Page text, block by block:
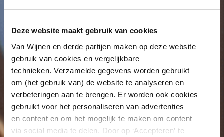
Deze website maakt gebruik van cookies
Van Wijnen en derde partijen maken op deze website
gebruik van cookies en vergelijkbare
technieken. Verzamelde gegevens worden gebruikt
om (het gebruik van) de website te analyseren en
verbeteringen aan te brengen. Er worden ook cookies
gebruikt voor het personaliseren van advertenties
en content en om het mogelijk te maken om content
via social media te delen. Door op ‘Accepteren’ te